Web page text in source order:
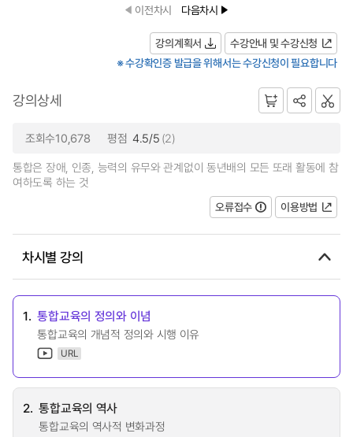
이전차시 다음차시
강의계획서
수강안내 및 수강신청
※ 수강확인증 발급을 위해서는 수강신청이 필요합니다
강의상세
조회수10,678 평점 4.5/5 (2)
통합은 장애, 인종, 능력의 유무와 관계없이 동년배의 모든 또래 활동에 참
여하도록 하는 것
오류접수
이용방법
차시별 강의
1. 통합교육의 정의와 이념
통합교육의 개념적 정의와 시행 이유
URL
2. 통합교육의 역사
통합교육의 역사적 변화과정